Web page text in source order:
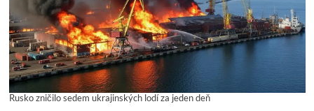
Rusko zničilo sedem ukrajinských lodí za jeden deň